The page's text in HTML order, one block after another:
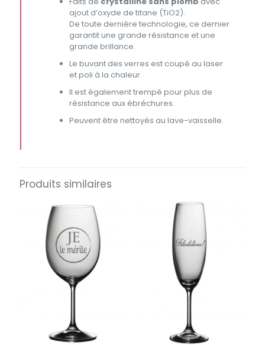
ajout d’oxyde de titane (TiO2).
De toute dernière technologie, ce dernier
garantit une grande résistance et une
grande brillance.
Le buvant des verres est coupé au laser
et poli à la chaleur.
Il est également trempé pour plus de
résistance aux ébréchures.
Peuvent être nettoyés au lave-vaisselle.
Produits similaires